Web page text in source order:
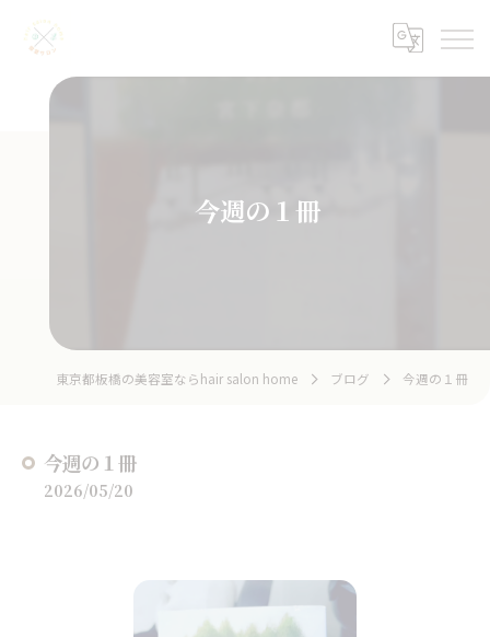
今週の１冊
東京都板橋の美容室ならhair salon home ブログ 今週の１冊
今週の１冊
2026/05/20